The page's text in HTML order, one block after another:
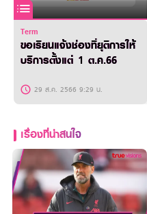
Term
ขอเรียนแจ้งช่องที่ยุติการให้
บริการตั้งแต่ 1 ต.ค.66
29 ส.ค. 2566 9:29 น.
เรื่องที่น่าสนใจ